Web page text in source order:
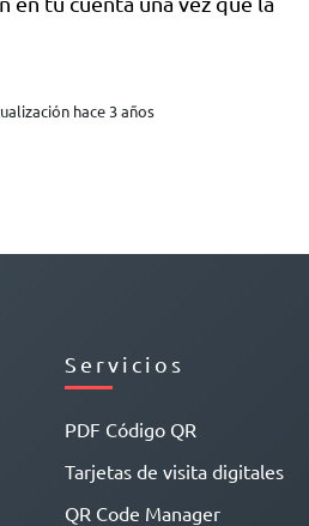
hace 3 años
Servicios
PDF Código QR
Tarjetas de visita digitales
QR Code Manager